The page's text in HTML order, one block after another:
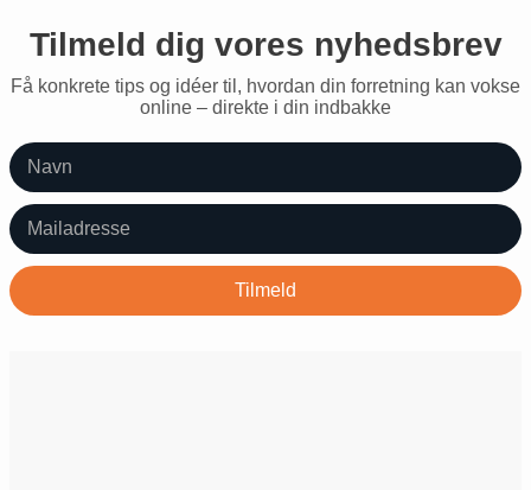
Tilmeld dig vores nyhedsbrev
Få konkrete tips og idéer til, hvordan din forretning kan vokse
online – direkte i din indbakke